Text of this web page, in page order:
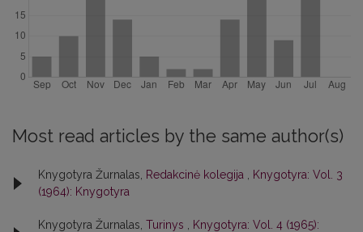
Most read articles by the same author(s)
Knygotyra Žurnalas, Redakcinė kolegija
Knygotyra: Vol. 3
(1964): Knygotyra
Knygotyra Žurnalas, Turinys
Knygotyra: Vol. 4 (1965):